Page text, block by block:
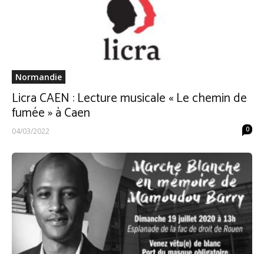
Normandie
Licra CAEN : Lecture musicale « Le chemin de
fumée » à Caen
04/03/2022 0